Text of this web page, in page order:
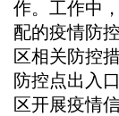
作。工作中
配的疫情防
区相关防控
防控点出入
区开展疫情